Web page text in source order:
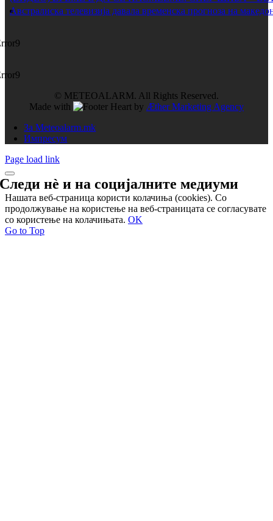
Австралиска телевизија давала временска прогноза на
© METEOALARM. All Rights Reserved.
Made with
by Æther Marketing Agency
За Meteoalarm.mk
Импресум
Page load link
Следи нѐ и насоцијалните медиуми
Нашата веб-страница користи колачиња (cookies). Со
продолжување на користење на веб-страницата се согласувате
со користење на колачињата. OK
Go to Top